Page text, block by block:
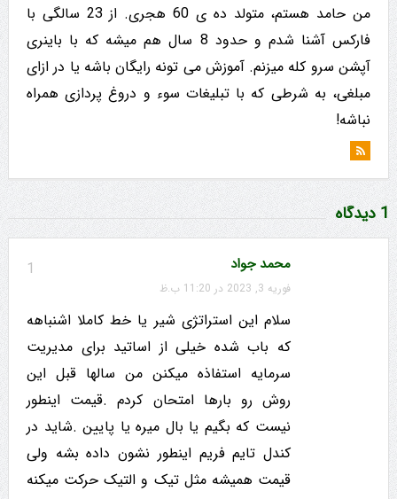
من حامد هستم، متولد ده ی 60 هجری. از 23 سالگی با
فارکس آشنا شدم و حدود 8 سال هم میشه که با باینری
آپشن سرو کله میزنم. آموزش می تونه رایگان باشه یا در ازای
مبلغی، به شرطی که با تبلیغات سوء و دروغ پردازی همراه
نباشه!
1 دیدگاه
1 محمد جواد
فوریه 3, 2023 در 11:20 ب.ظ
سلام این استراتژی شیر یا خط کاملا اشنباهه
که باب شده خیلی از اساتید برای مدیریت
سرمایه استفاذه میکنن من سالها قبل این
روش رو بارها امتحان کردم .قیمت اینطور
نیست که بگیم یا بال میره یا پایین .شاید در
کندل تایم فریم اینطور نشون داده بشه ولی
قیمت همیشه مثل تیک و التیک حرکت میکنه